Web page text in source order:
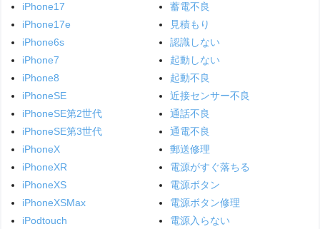
iPhone17
iPhone17e
iPhone6s
iPhone7
iPhone8
iPhoneSE
iPhoneSE第2世代
iPhoneSE第3世代
iPhoneX
iPhoneXR
iPhoneXS
iPhoneXSMax
iPodtouch
蓄電不良
見積もり
認識しない
起動しない
起動不良
近接センサー不良
通話不良
通電不良
郵送修理
電源がすぐ落ちる
電源ボタン
電源ボタン修理
電源入らない